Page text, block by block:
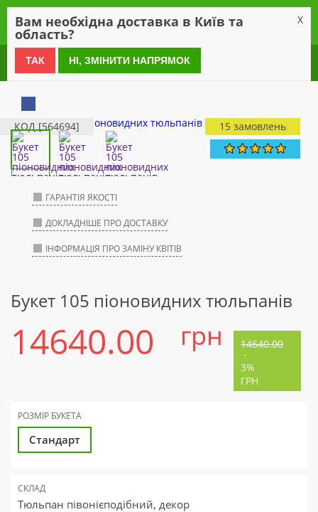
0 800 21 54 55
КОД [564694] 15 замовлень
ГАРАНТІЯ ЯКОСТІ
ДОКЛАДНІШЕ ПРО ДОСТАВКУ
ІНФОРМАЦІЯ ПРО ЗАМІНУ КВІТІВ
Букет 105 піоновидних тюльпанів
14640.00 грн 14640.00
-
3%
ГРН
РОЗМІР БУКЕТА
Стандарт
СКЛАД
Тюльпан півонієподібний, декор
Вам необхідна доставка в Київ та
область?
X
ТАК НІ, ЗМІНИТИ НАПРЯМОК